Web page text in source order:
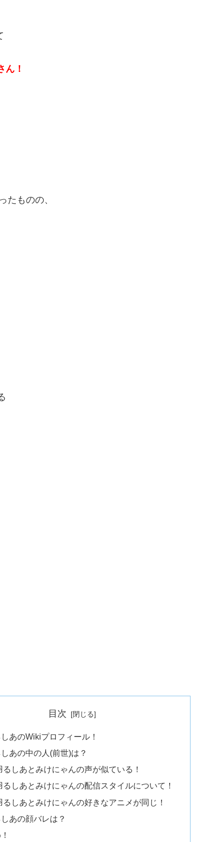
ん！
たものの、
目次
あのWikiプロフィール！
あの中の人(前世)は？
るしあとみけにゃんの声が似ている！
るしあとみけにゃんの配信スタイルについて！
るしあとみけにゃんの好きなアニメが同じ！
あの顔バレは？